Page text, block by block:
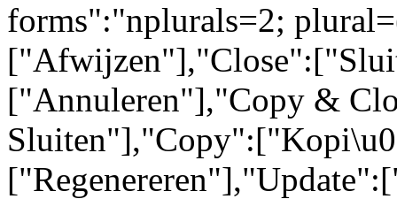
forms":"nplurals=2;
["Annuleren"],"Copy &